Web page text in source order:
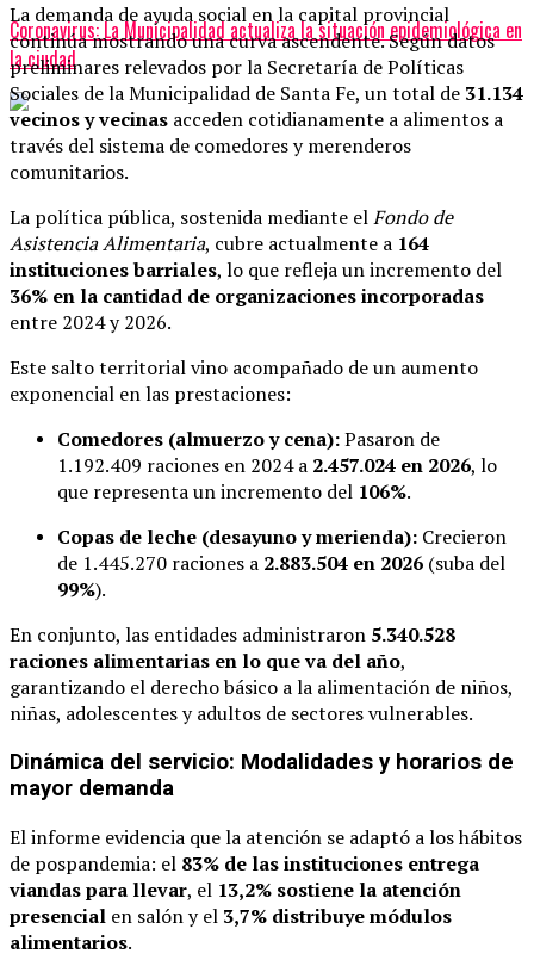
Coronavirus: La Municipalidad actualiza la situación epidemiológica en
la ciudad
La demanda de ayuda social en la capital provincial
continúa mostrando una curva ascendente. Según datos
preliminares relevados por la Secretaría de Políticas
Sociales de la Municipalidad de Santa Fe, un total de 31.134
vecinos y vecinas acceden cotidianamente a alimentos a
través del sistema de comedores y merenderos
comunitarios.
La política pública, sostenida mediante elFondo de
Asistencia Alimentaria, cubre actualmente a 164
instituciones barriales, lo que refleja un incremento del
36% en la cantidad de organizaciones incorporadas
entre 2024 y 2026.
Este salto territorial vino acompañado de un aumento
exponencial en las prestaciones:
Comedores (almuerzo y cena):Pasaron de
1.192.409 raciones en 2024 a 2.457.024 en 2026, lo
que representa un incremento del 106%.
Copas de leche (desayuno y merienda): Crecieron
de 1.445.270 raciones a 2.883.504 en 2026 (suba del
99%).
En conjunto, las entidades administraron 5.340.528
raciones alimentarias en lo que va del año,
garantizando el derecho básico a la alimentación de niños,
niñas, adolescentes y adultos de sectores vulnerables.
Dinámica del servicio: Modalidades y horarios de
mayor demanda
El informe evidencia que la atención se adaptó a los hábitos
de pospandemia: el 83% de las instituciones entrega
viandas para llevar, el 13,2% sostiene la atención
presencial en salón y el 3,7% distribuye módulos
alimentarios.